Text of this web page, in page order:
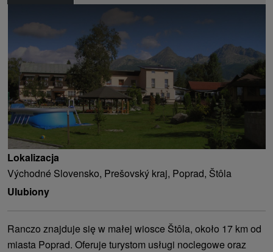
Lokalizacja
Východné Slovensko, Prešovský kraj, Poprad, Štôla
Ulubiony
Ranczo znajduje się w małej wiosce Štôla, około 17 km od
miasta Poprad. Oferuje turystom usługi noclegowe oraz